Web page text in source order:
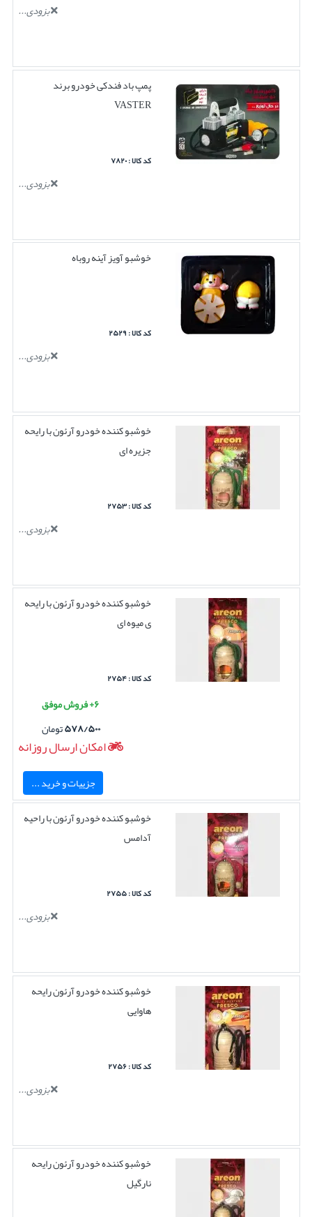
بزودی...
پمپ باد فندکی خودرو برند
VASTER
کد کالا : ۷۸۲۰
بزودی...
خوشبو آویز آینه روباه
کد کالا : ۲۵۲۹
بزودی...
خوشبو کننده خودرو آرئون با رایحه
جزیره ای
کد کالا : ۲۷۵۳
بزودی...
خوشبو کننده خودرو آرئون با رایحه
ی میوه ای
کد کالا : ۲۷۵۴
۶+ فروش موفق
۵۷۸/۵۰۰تومان
امکان ارسال روزانه
جزییات و خرید ...
خوشبو کننده خودرو آرئون با راحیه
آدامس
کد کالا : ۲۷۵۵
بزودی...
خوشبو کننده خودرو آرئون رایحه
هاوایی
کد کالا : ۲۷۵۶
بزودی...
خوشبو کننده خودرو آرئون رایحه
نارگیل